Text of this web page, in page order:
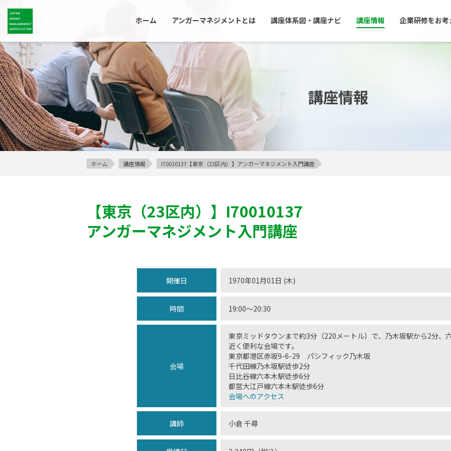
ホーム アンガーマネジメントとは 講座体系図・講座ナビ 講座情報 企業研修をお
講座情報
ホーム 講座情報 I70010137【東京（23区内）】アンガーマネジメント入門講座
【東京（23区内）】 I70010137
アンガーマネジメント入門講座
開催日 1970年01月01日 (木)
時間 19:00〜20:30
会場
東京ミッドタウンまで約3分（220メートル）で、乃木坂駅から2分、
近く便利な会場です。
東京都港区赤坂9-6-29 パシフィック乃木坂
千代田線乃木坂駅徒歩2分
日比谷線六本木駅徒歩6分
都営大江戸線六本木駅徒歩6分
会場へのアクセス
講師 小倉 千尋